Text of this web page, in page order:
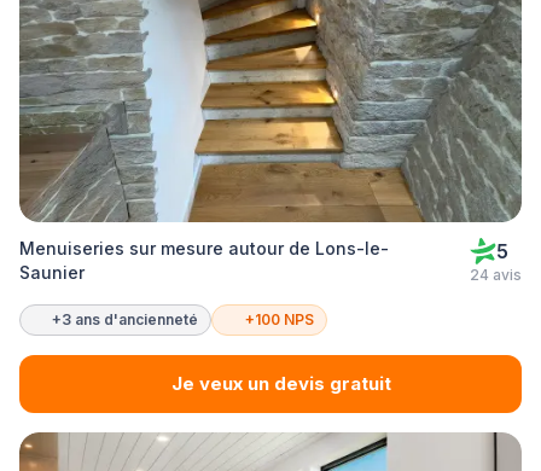
Menuiseries sur mesure autour de Lons-le-
Saunier
5
24 avis
+3 ans d'ancienneté +100 NPS
Je veux un devis gratuit